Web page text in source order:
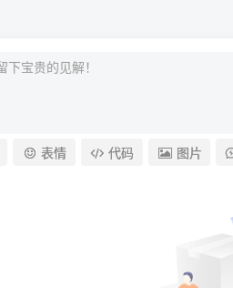
表情 代码 图片